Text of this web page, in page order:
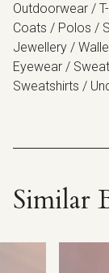
Outdoorwear /
Coats / Polos /
Jewellery /
Eyewear /
Sweatshirts /
Similar